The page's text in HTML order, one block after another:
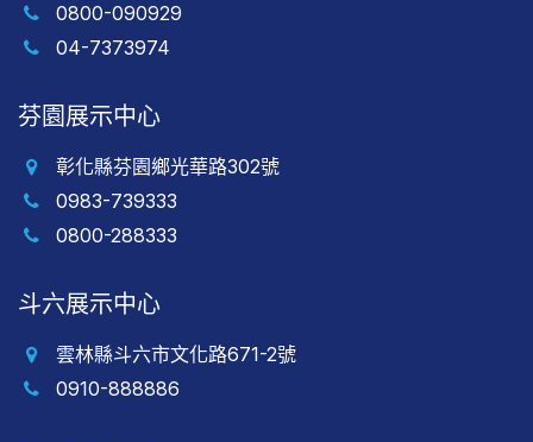
0800-090929
04-7373974
芬園展示中心
彰化縣芬園鄉光華路302號
0983-739333
0800-288333
斗六展示中心
雲林縣斗六市文化路671-2號
0910-888886